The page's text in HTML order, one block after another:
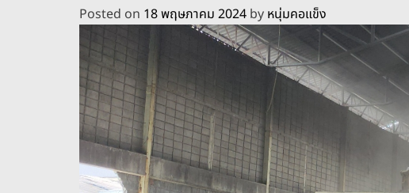
Posted on 18 พฤษภาคม 2024 by หนุ่มคอแข็ง